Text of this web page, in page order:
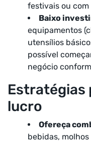
festivais ou
Baixo
equipamentos
utensílios
possível
negócio
Estratégias
lucro
Ofereça
bebidas,